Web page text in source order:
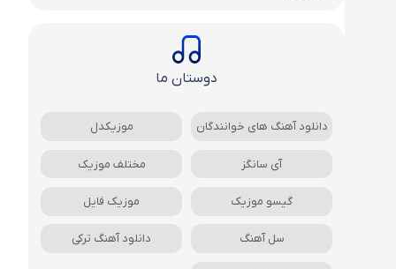
دوستان ما
دانلود آهنگ های خوانندگان موزیکدل
آی سانگز مختلف موزیک
گیسو موزیک موزیک فایل
سل آهنگ دانلود آهنگ ترکی